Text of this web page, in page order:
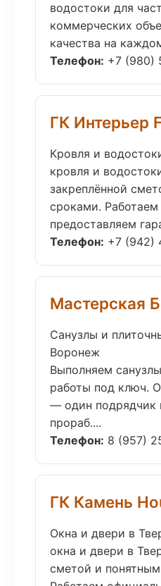
водостоки для
коммерческих
качества на
Телефон: +7 (980)
ГК Интерьер
Кровля и
кровля и
закреплённой
сроками.
предоставляем
Телефон: +7 (942)
Мастерская
Санузлы и
Воронеж
Выполняем
работы под ключ.
— один подрядчик
прораб....
Телефон: 8 (957)
ГК Камень
Окна и двери в
окна и двери в
сметой и